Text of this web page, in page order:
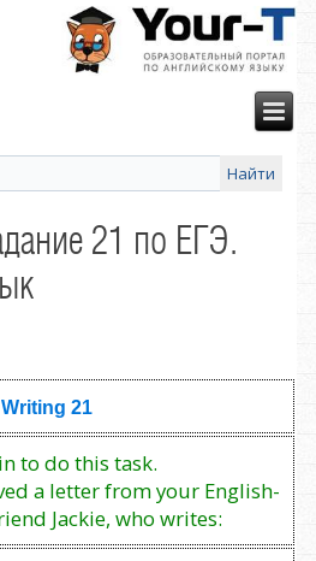
21 по ЕГЭ.
Writing 21
to do this task.
a letter from your English-
Jackie, who writes: